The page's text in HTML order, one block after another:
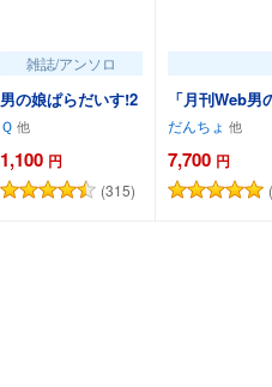
雑誌/アンソロ
男の娘ぱらだいす!2
Ｑ
1,100 円
(315)
カートに追加
「月刊Web
だんちょ
7,700 円